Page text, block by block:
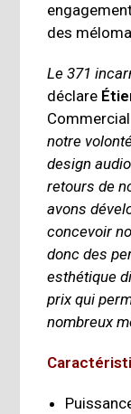
des
Le 371
déclare
notre
design
retours de
avons
concevoir
donc des
esthétique
prix qui
nombreux